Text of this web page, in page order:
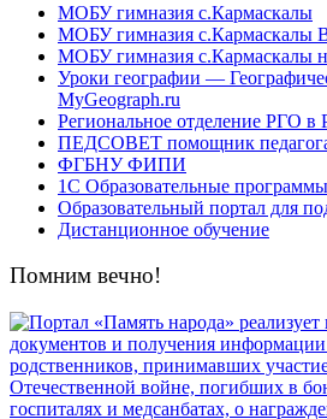
МОБУ гимназия с.Кармаскалы
МОБУ гимназия с.Кармаскалы
МОБУ гимназия с.Кармаскалы
Уроки географии —
MyGeograph.ru
Региональное отделение РГО в
ПЕДСОВЕТ помощник
ФГБНУ ФИПИ
1С Образовательные программы
Образовательный портал для
Дистанционное обучение
Помним вечно!